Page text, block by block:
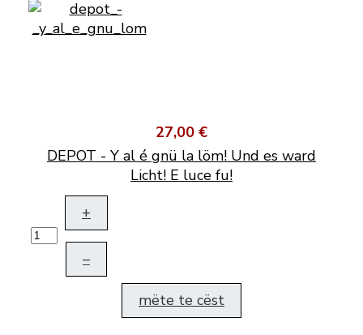
27,00 €
DEPOT - Y al é gnü la löm! Und es ward
Licht! E luce fu!
+
–
mëte te cëst